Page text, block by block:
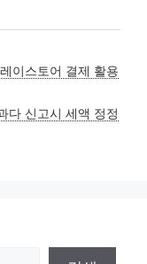
이스토어 결제 활용
다 신고시 세액 정정